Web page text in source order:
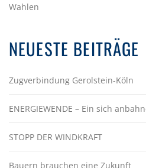
Wahlen
NEUESTE BEITRÄGE
Zugverbindung Gerolstein-Köln
ENERGIEWENDE – Ein sich
STOPP DER WINDKRAFT
Bauern brauchen eine Zukunft